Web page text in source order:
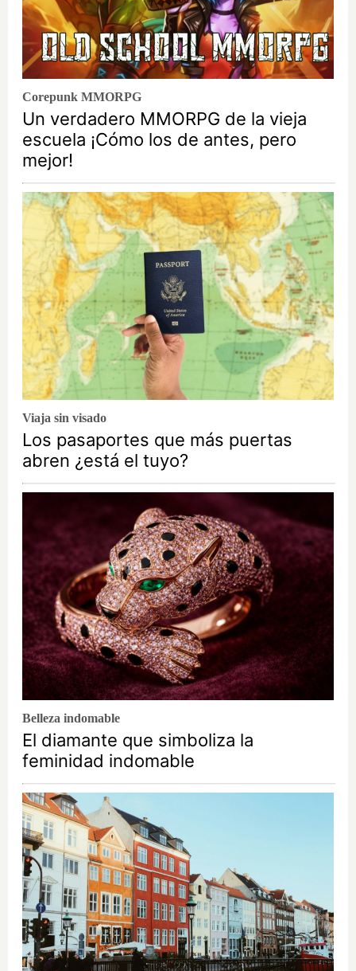
Corepunk MMORPG
Un verdadero MMORPG de la vieja
escuela ¡Cómo los de antes, pero
mejor!
Viaja sin visado
Los pasaportes que más puertas
abren ¿está el tuyo?
Belleza indomable
El diamante que simboliza la
feminidad indomable